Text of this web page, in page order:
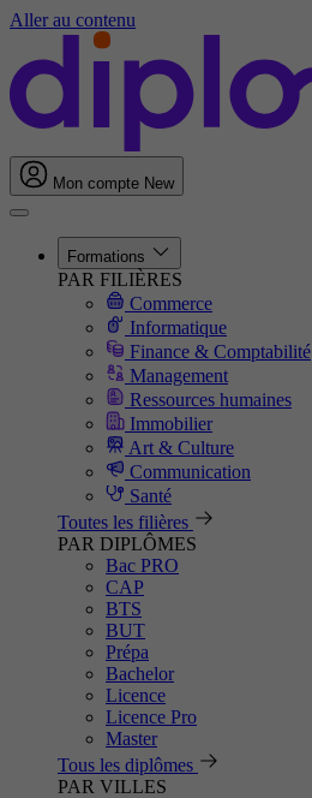
Aller au contenu
Mon compte New
Formations
PAR FILIÈRES
Commerce
Informatique
Finance & Comptabilité
Management
Ressources humaines
Immobilier
Art & Culture
Communication
Santé
Toutes les filières
PAR DIPLÔMES
Bac PRO
CAP
BTS
BUT
Prépa
Bachelor
Licence
Licence Pro
Master
Tous les diplômes
PAR VILLES